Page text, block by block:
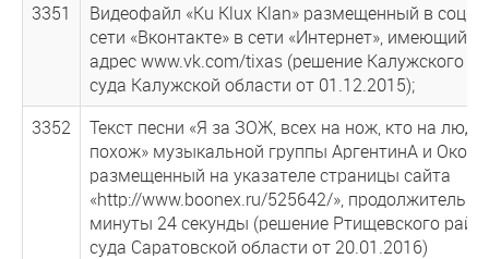
3351
Видеофайл «Ku Klux Klan» размещенный в
сети «Вконтакте» в сети «Интернет», имеющий
адрес www.vk.com/tixas (решение Калужского
суда Калужской области от 01.12.2015);
3352
Текст песни «Я за ЗОЖ, всех на нож, кто на
похож» музыкальной группы АргентинА и
размещенный на указателе страницы сайта
«http://www.boonex.ru/525642/»,
минуты 24 секунды (решение Ртищевского
суда Саратовской области от 20.01.2016)